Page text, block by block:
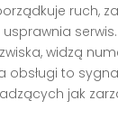
ruch,
widzą
obsługi to
jak